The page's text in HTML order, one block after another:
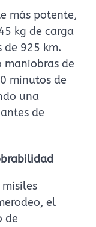
más potente,
kg de carga
de 925 km.
maniobras de
minutos de
una
de
el
de